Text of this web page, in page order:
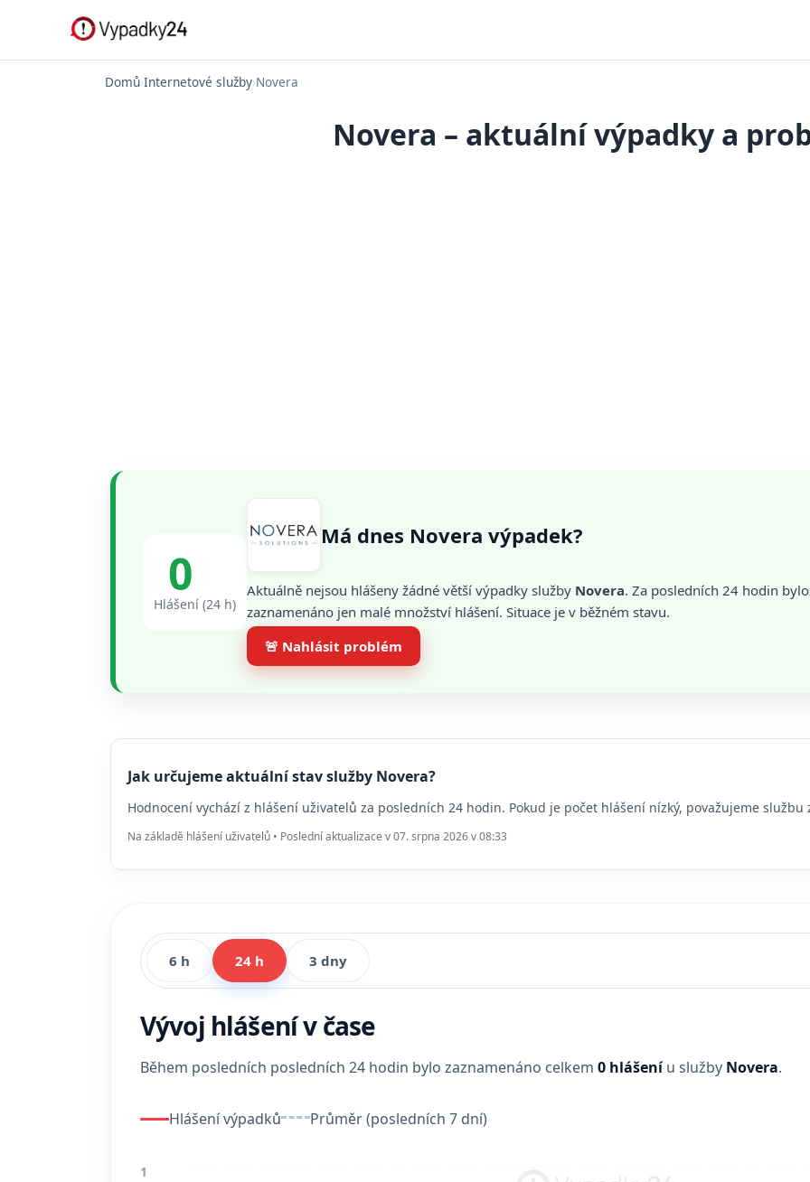
Domů›Internetové služby›Novera
Novera – aktuální výpadky a
0
Hlášení (24 h)
Má dnes Novera výpadek?
Aktuálně nejsou hlášeny žádné větší výpadky služby Novera. Za posledních 24 hodin bylo
zaznamenáno jen malé množství hlášení. Situace je v běžném stavu.
🚨 Nahlásit problém
Jak určujeme aktuální stav služby Novera?
Hodnocení vychází z hlášení uživatelů za posledních 24 hodin. Pokud je počet hlášení nízký, považujeme službu
Na základě hlášení uživatelů • Poslední aktualizace v 07. srpna 2026 v 08:33
6 h 24 h 3 dny
Vývoj hlášení v čase
Během posledních posledních 24 hodin bylo zaznamenáno celkem 0 hlášeníu služby Novera.
Hlášení výpadků Průměr (posledních 7 dní)
1